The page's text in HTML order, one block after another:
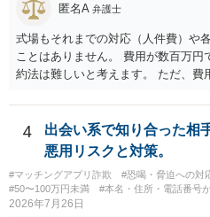
匿名A 弁護士
式場もそれまでの対応（人件費）や
ことはありません。 費用が数百万
約法は難しいと考えます。 ただ、費
ということになり、解約するのは理
4
出会い系で知り合った相
悪用リスクと対策。
#マッチングアプリ詐欺 #恐喝・脅迫への対
#50〜100万円未満
#本名・住所・電話番号
2026年7月26日